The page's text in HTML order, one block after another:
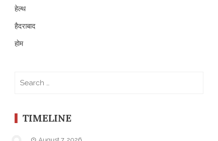
हेल्थ
हैदराबाद
होम
TIMELINE